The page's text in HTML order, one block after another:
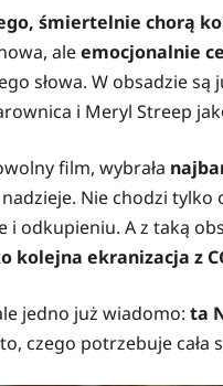
śmiertelnie chorą
aleemocjonalnie
słowa. W obsadzie
i Meryl Streep
film, wybrała
Nie chodzi tylko
odkupieniu. A z taką
kolejna ekranizacja z
jedno już wiadomo: ta
czego potrzebuje cała